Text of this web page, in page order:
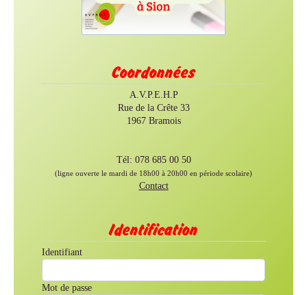
Coordonnées
A.V.P.E.H.P
Rue de la Crête 33
1967 Bramois
Tél: 078 685 00 50
(ligne ouverte le mardi de 18h00 à 20h00 en période scolaire)
Contact
Identification
Identifiant
Mot de passe